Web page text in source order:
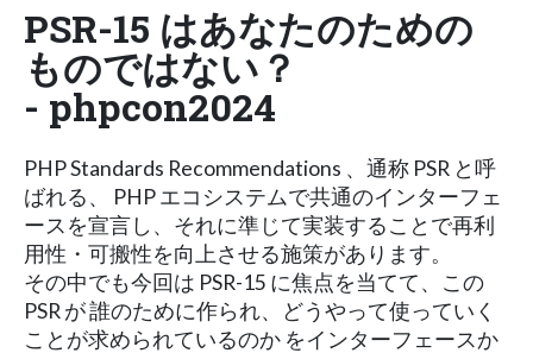
PSR-15 はあなたのための
ものではない？
- phpcon2024
PHP Standards Recommendations 、通称 PSR と呼
ばれる、 PHP エコシステムで共通のインターフェ
ースを宣言し、それに準じて実装することで再利
用性・可搬性を向上させる施策があります。
その中でも今回は PSR-15 に焦点を当てて、この
PSR が 誰のために作られ、どうやって使っていく
ことが求められているのか をインターフェースか